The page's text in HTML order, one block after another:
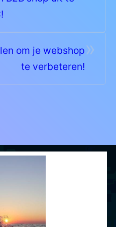
»
om je webshop
te verbeteren!